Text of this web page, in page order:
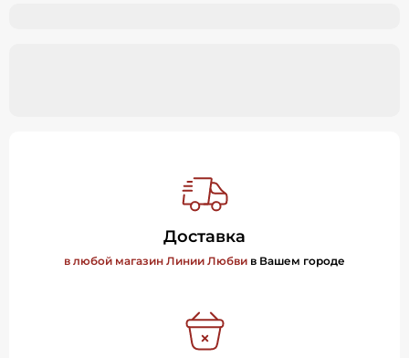
Доставка
в любой магазин Линии Любви в Вашем городе